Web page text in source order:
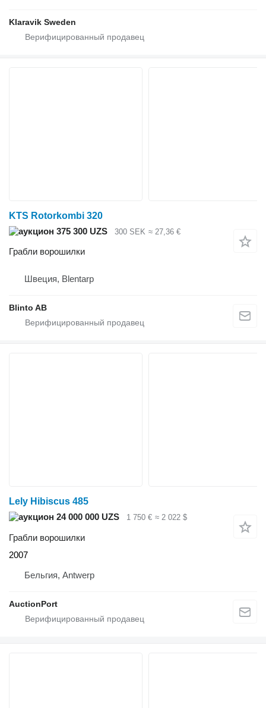
Klaravik Sweden
KTS Rotorkombi 320
375 300 UZS
300 SEK ≈ 27,36 €
Грабли ворошилки
Швеция, Blentarp
Blinto AB
Lely Hibiscus 485
24 000 000 UZS
1 750 € ≈ 2 022 $
Грабли ворошилки
2007
Бельгия, Antwerp
AuctionPort